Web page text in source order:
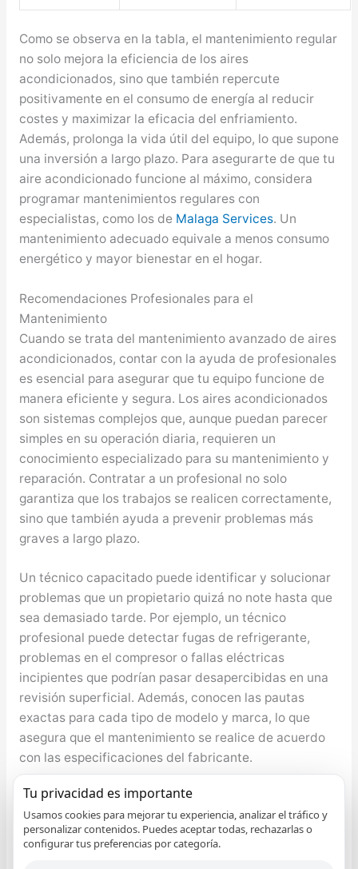
Como se observa en la tabla, el mantenimiento regular
no solo mejora la eficiencia de los aires
acondicionados, sino que también repercute
positivamente en el consumo de energía al reducir
costes y maximizar la eficacia del enfriamiento.
Además, prolonga la vida útil del equipo, lo que supone
una inversión a largo plazo. Para asegurarte de que tu
aire acondicionado funcione al máximo, considera
programar mantenimientos regulares con
especialistas, como los de Malaga Services. Un
mantenimiento adecuado equivale a menos consumo
energético y mayor bienestar en el hogar.
Recomendaciones Profesionales para el
Mantenimiento
Cuando se trata del mantenimiento avanzado de aires
acondicionados, contar con la ayuda de profesionales
es esencial para asegurar que tu equipo funcione de
manera eficiente y segura. Los aires acondicionados
son sistemas complejos que, aunque puedan parecer
simples en su operación diaria, requieren un
conocimiento especializado para su mantenimiento y
reparación. Contratar a un profesional no solo
garantiza que los trabajos se realicen correctamente,
sino que también ayuda a prevenir problemas más
graves a largo plazo.
Un técnico capacitado puede identificar y solucionar
problemas que un propietario quizá no note hasta que
sea demasiado tarde. Por ejemplo, un técnico
profesional puede detectar fugas de refrigerante,
problemas en el compresor o fallas eléctricas
incipientes que podrían pasar desapercibidas en una
revisión superficial. Además, conocen las pautas
exactas para cada tipo de modelo y marca, lo que
asegura que el mantenimiento se realice de acuerdo
con las especificaciones del fabricante.
En climas húmedos como el de Málaga, donde el uso
del aire acondicionado puede ser intensivo durante
los meses de verano, el riesgo de fallo aumenta si no
Tu privacidad es importante
Usamos cookies para mejorar tu experiencia, analizar el tráfico y
personalizar contenidos. Puedes aceptar todas, rechazarlas o
configurar tus preferencias por categoría.